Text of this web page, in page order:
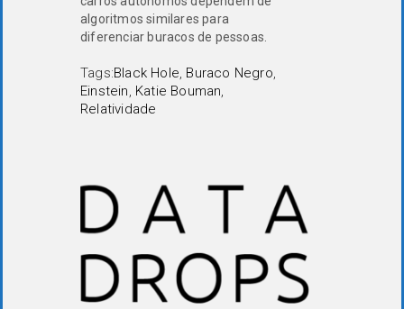
algoritmos similares para
diferenciar buracos de pessoas.
Tags:Black Hole, Buraco Negro,
Einstein, Katie Bouman,
Relatividade